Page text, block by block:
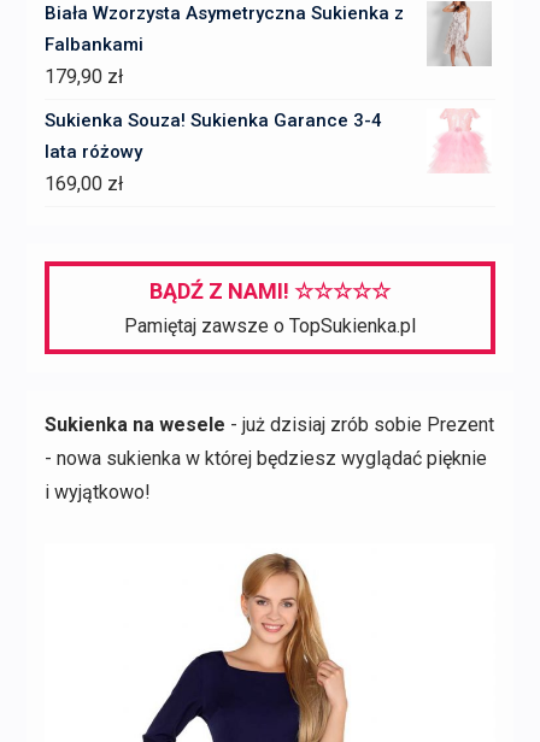
wynosiła:
wynosi:
Biała Wzorzysta Asymetryczna Sukienka z
Falbankami
179,90 zł
Sukienka Souza! Sukienka Garance 3-4
lata różowy
169,00 zł
BĄDŹ Z NAMI! ☆☆☆☆☆
Pamiętaj zawsze o TopSukienka.pl
Sukienka na wesele - już dzisiaj zrób sobie Prezent
- nowa sukienka w której będziesz wyglądać pięknie
i wyjątkowo!